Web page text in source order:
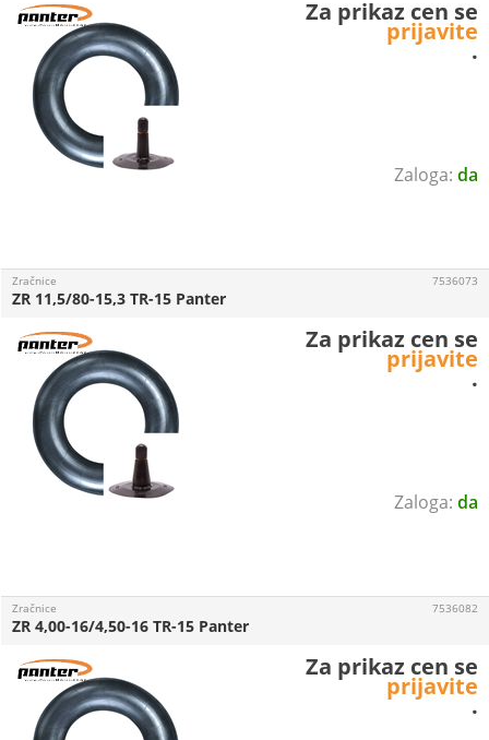
da
Za prikaz cen se
prijavite
.
da
Zračnice
ZR 11,5/80-15,3 TR-15 Panter
7536073
Za prikaz cen se
prijavite
.
Zračnice
ZR 4,00-16/4,50-16 TR-15 Panter
7536082
Za prikaz cen se
prijavite
.